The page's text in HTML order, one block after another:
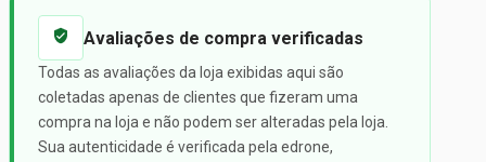
Avaliações de compra verificadas
Todas as avaliações da loja exibidas aqui são
coletadas apenas de clientes que fizeram uma
compra na loja e não podem ser alteradas pela loja.
Sua autenticidade é verificada pela edrone,